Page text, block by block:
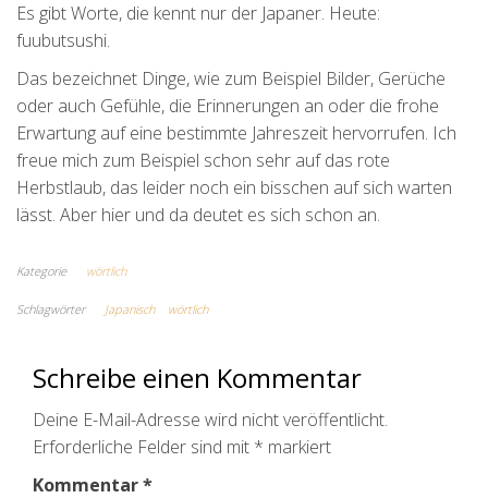
Es gibt Worte, die kennt nur der Japaner. Heute:
fuubutsushi.
Das bezeichnet Dinge, wie zum Beispiel Bilder, Gerüche
oder auch Gefühle, die Erinnerungen an oder die frohe
Erwartung auf eine bestimmte Jahreszeit hervorrufen. Ich
freue mich zum Beispiel schon sehr auf das rote
Herbstlaub, das leider noch ein bisschen auf sich warten
lässt. Aber hier und da deutet es sich schon an.
Kategorie wörtlich
Schlagwörter Japanisch wörtlich
Schreibe einen Kommentar
Deine E-Mail-Adresse wird nicht veröffentlicht.
Erforderliche Felder sind mit * markiert
Kommentar*